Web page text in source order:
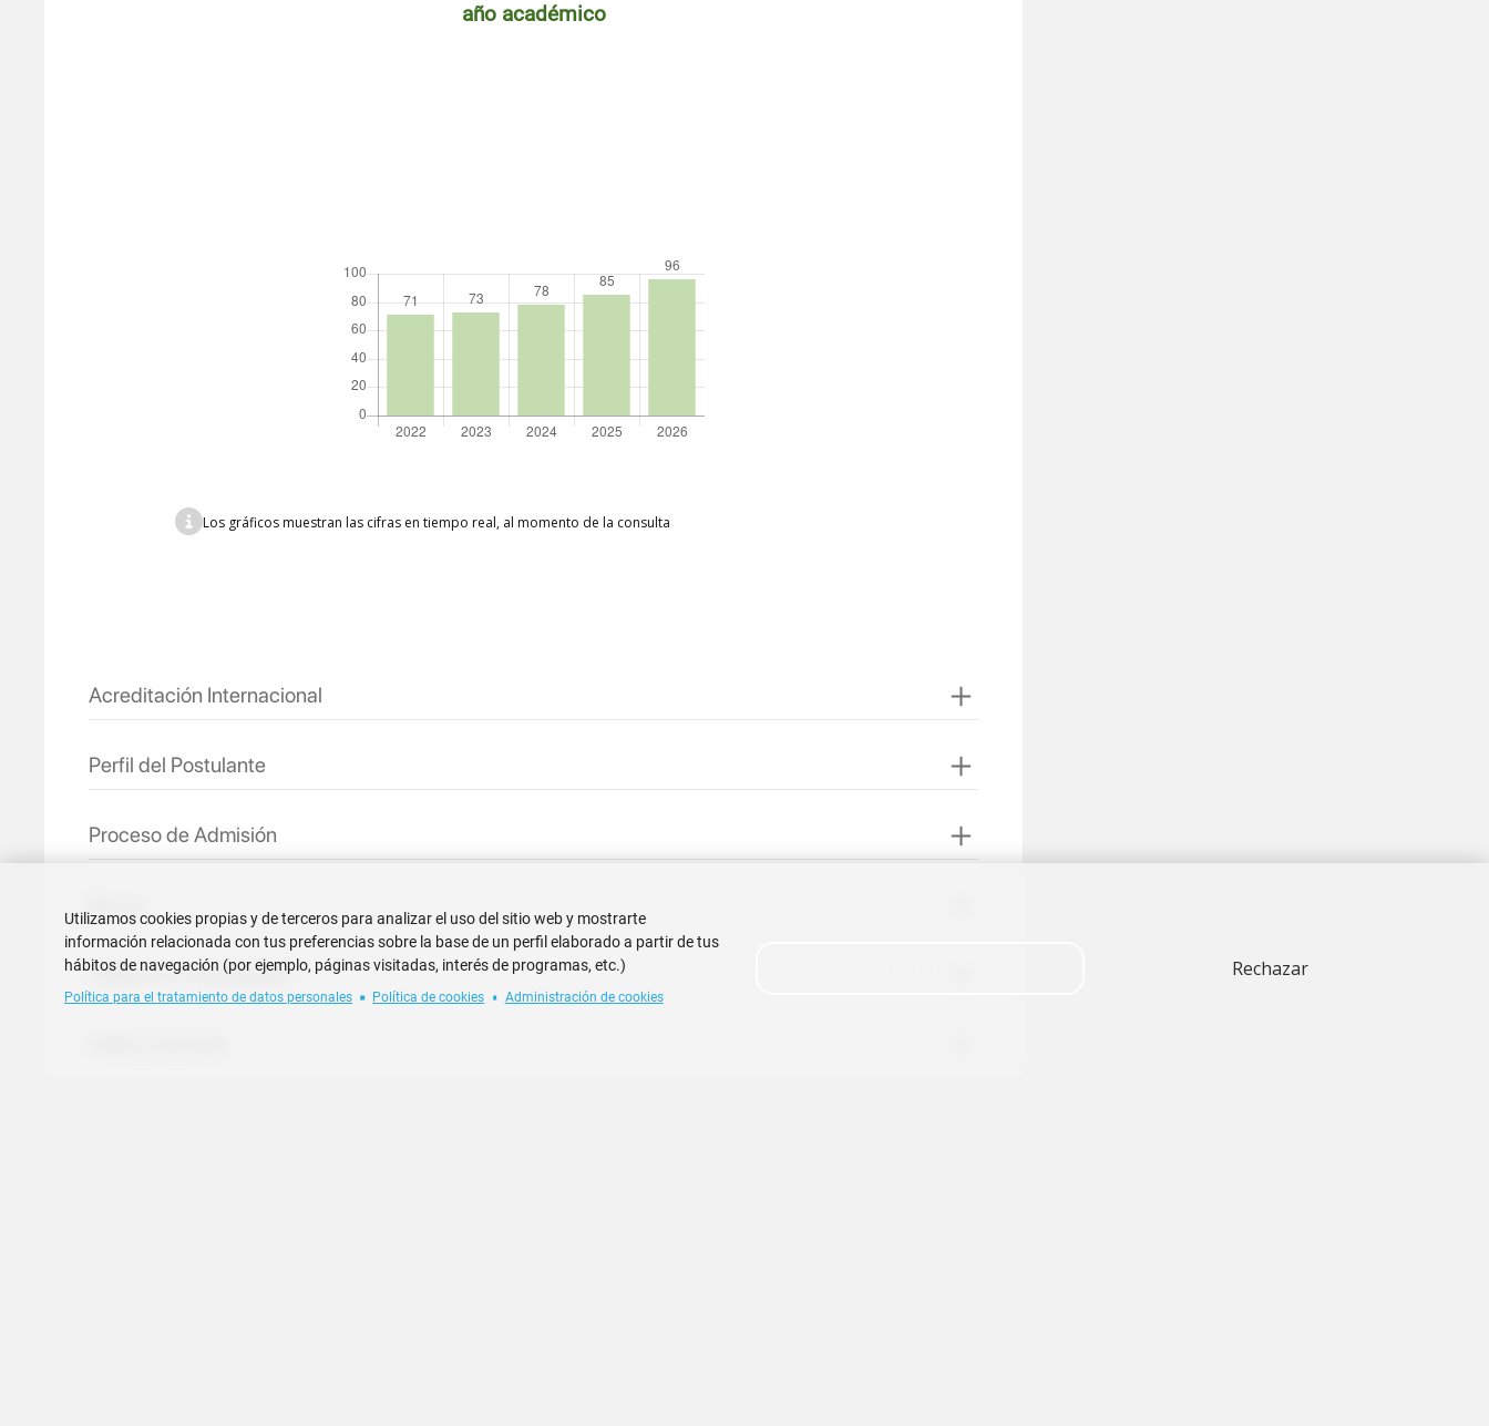
año académico
Los gráficos muestran las cifras en tiempo real, al momento de la consulta
Acreditación Internacional
Perfil del Postulante
Proceso de Admisión
Objetivos y Resultados
Utilizamos cookies propias y de terceros para analizar el uso del sitio web y mostrarte
información relacionada con tus preferencias sobre la base de un perfil elaborado a partir de tus
hábitos de navegación (por ejemplo, páginas visitadas, interés de programas, etc.)
Política para el tratamiento de datos personales Política de cookies Administración de cookies
Rechazar